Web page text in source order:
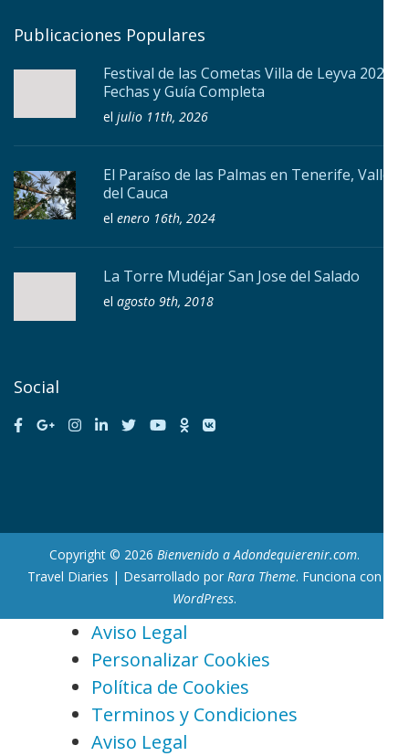
Publicaciones Populares
Festival de las Cometas Villa de Leyva 2026:
Fechas y Guía Completa
el julio 11th, 2026
El Paraíso de las Palmas en Tenerife, Valle
del Cauca
el enero 16th, 2024
La Torre Mudéjar San Jose del Salado
el agosto 9th, 2018
Social
Copyright © 2026 Bienvenido a Adondequierenir.com.
Travel Diaries | Desarrollado por Rara Theme. Funciona con
WordPress.
Aviso Legal
Personalizar Cookies
Política de Cookies
Terminos y Condiciones
Aviso Legal